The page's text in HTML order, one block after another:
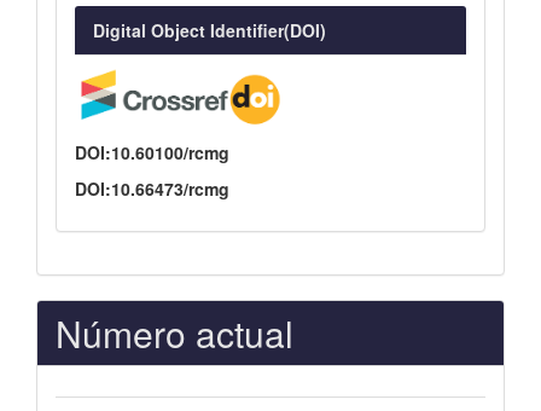
Digital Object Identifier(DOI)
DOI:10.60100/rcmg
DOI:10.66473/rcmg
Número actual